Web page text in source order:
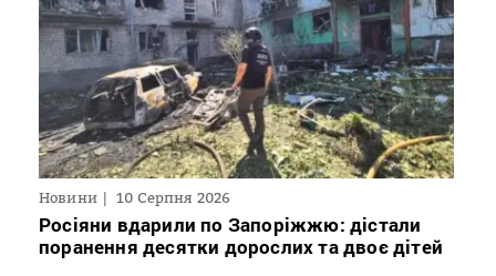
Новини 10 Серпня 2026
Росіяни вдарили по Запоріжжю: дістали
поранення десятки дорослих та двоє дітей